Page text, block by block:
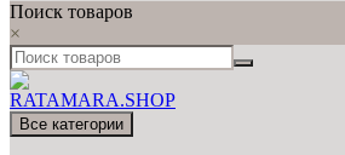
Поиск товаров
×
Все категории